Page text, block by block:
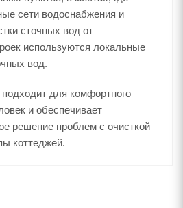
сети водоснабжения и
сточных вод от
используются локальные
вод.
для комфортного
и обеспечивает
решение проблем с очисткой
коттеджей.